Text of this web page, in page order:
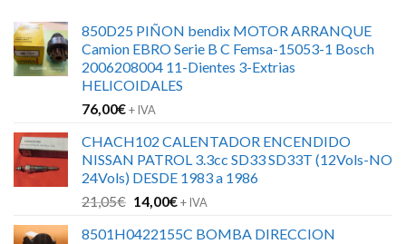
850D25 PIÑON bendix MOTOR ARRANQUE
Camion EBRO Serie B C Femsa-15053-1 Bosch
2006208004 11-Dientes 3-Extrias
HELICOIDALES
76,00€+ IVA
CHACH102 CALENTADOR ENCENDIDO
NISSAN PATROL 3.3cc SD33 SD33T (12Vols-NO
24Vols) DESDE 1983 a 1986
21,05€ El
original
14,00€El
actual
+ IVA
8501H0422155C BOMBA DIRECCION